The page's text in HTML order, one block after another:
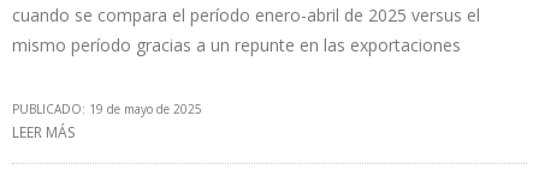
cuando se compara el período enero-abril de 2025 versus el
mismo período gracias a un repunte en las exportaciones
PUBLICADO: 19 de mayo de 2025
LEER MÁS